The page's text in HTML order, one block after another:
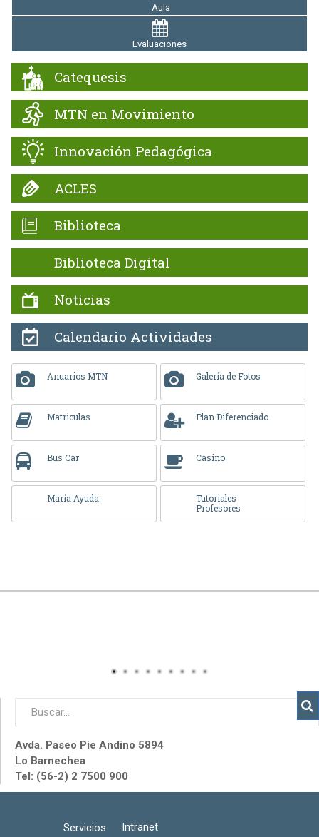
Aula
Evaluaciones
Catequesis
MTN en Movimiento
Innovación Pedagógica
ACLES
Biblioteca
Biblioteca Digital
Noticias
Calendario Actividades
Anuarios MTN Galería de Fotos
Matriculas Plan Diferenciado
Bus Car Casino
María Ayuda
Tutoriales
Profesores
Avda. Paseo Pie Andino 5894
Lo Barnechea
Tel: (56-2) 2 7500 900
Servicios Intranet